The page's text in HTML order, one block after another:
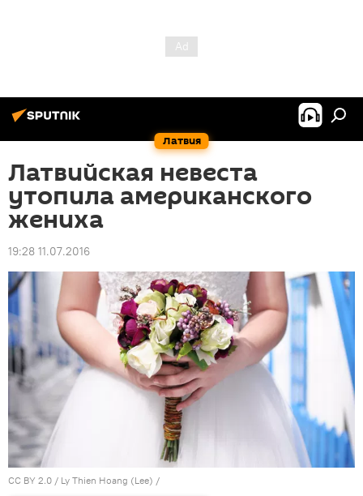
Латвия
Латвийская невеста
утопила американского
жениха
19:28 11.07.2016
CC BY 2.0 / Ly Thien Hoang (Lee) /